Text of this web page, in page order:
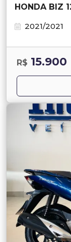
HONDA BIZ
2021/2021
R$ 15.900